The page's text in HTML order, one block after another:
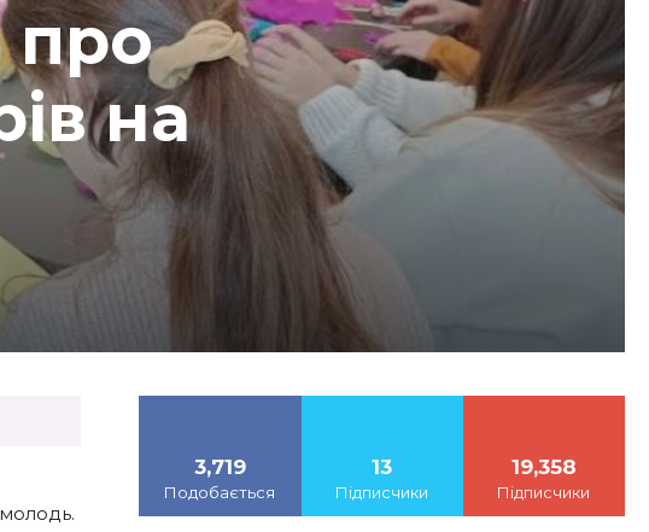
про
на
3,719
Подобається
13
Підписчики
19,358
Підписчики